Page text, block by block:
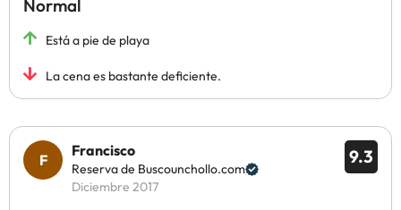
Normal
Está a pie de playa
La cena es bastante deficiente.
9.3
Francisco
Reserva de Buscounchollo.com
Diciembre 2017